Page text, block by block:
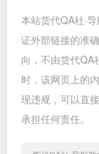
本站货代QA社·
证外部链接的准
向，不由货代QA
时，该网页上的
现违规，可以直
承担任何责任。